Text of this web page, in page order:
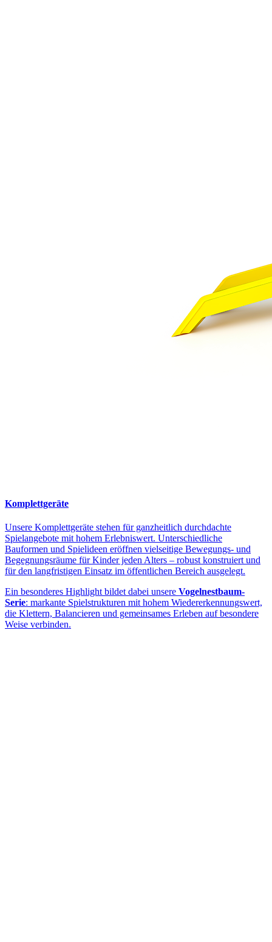
Komplettgeräte
Unsere Komplettgeräte stehen für ganzheitlich durchdachte
Spielangebote mit hohem Erlebniswert. Unterschiedliche
Bauformen und Spielideen eröffnen vielseitige Bewegungs- und
Begegnungsräume für Kinder jeden Alters – robust konstruiert und
für den langfristigen Einsatz im öffentlichen Bereich ausgelegt.
Ein besonderes Highlight bildet dabei unsere Vogelnestbaum-
Serie: markante Spielstrukturen mit hohem Wiedererkennungswert,
die Klettern, Balancieren und gemeinsames Erleben auf besondere
Weise verbinden.